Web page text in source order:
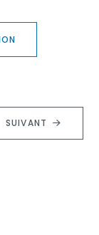
SUIVANT